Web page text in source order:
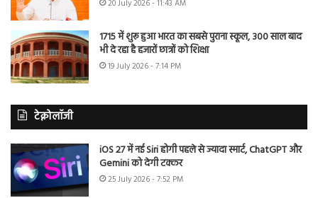
20 July 2026 - 11:43 AM
1715 में शुरू हुआ भारत का सबसे पुराना स्कूल, 300 साल बाद
भी दे रहा है हजारों छात्रों को शिक्षा
19 July 2026 - 7:14 PM
टेक्नोलॉजी
iOS 27 में नई Siri होगी पहले से ज्यादा स्मार्ट, ChatGPT और
Gemini को देगी टक्कर
25 July 2026 - 7:52 PM